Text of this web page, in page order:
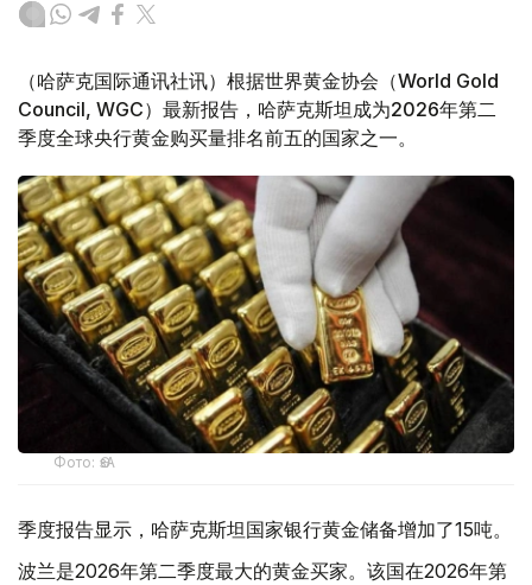
（哈萨克国际通讯社讯）根据世界黄金协会（World Gold
Council, WGC）最新报告，哈萨克斯坦成为2026年第二
季度全球央行黄金购买量排名前五的国家之一。
Фото: ӨзА
季度报告显示，哈萨克斯坦国家银行黄金储备增加了15吨。
波兰是2026年第二季度最大的黄金买家。该国在2026年第